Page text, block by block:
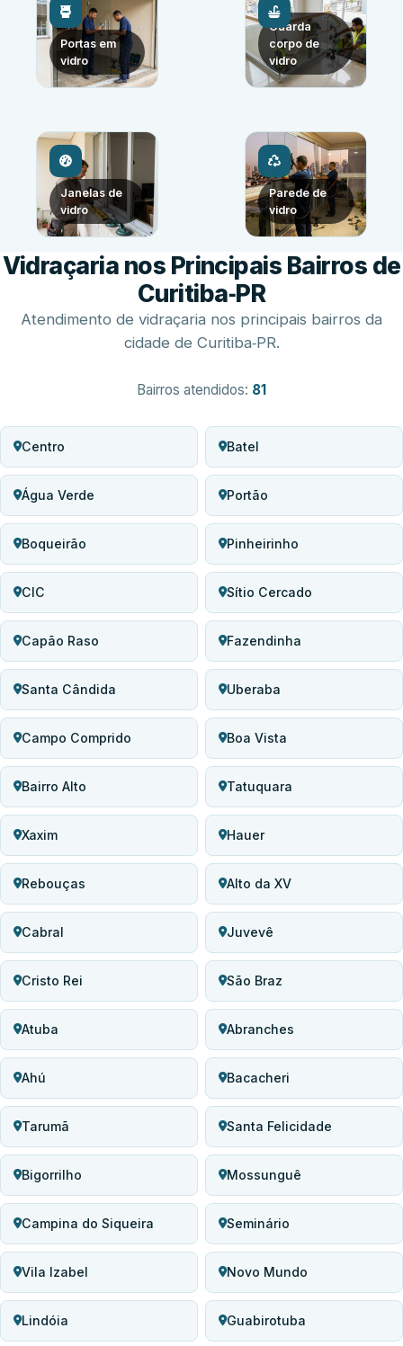
Portas em
vidro
Guarda
corpo de
vidro
Janelas de
vidro
Parede de
vidro
Vidraçaria nos Principais Bairros de
Curitiba‑PR
Atendimento de vidraçaria nos principais bairros da
cidade de Curitiba‑PR.
Bairros atendidos: 81
Centro Batel
Água Verde Portão
Boqueirão Pinheirinho
CIC Sítio Cercado
Capão Raso Fazendinha
Santa Cândida Uberaba
Campo Comprido Boa Vista
Bairro Alto Tatuquara
Xaxim Hauer
Rebouças Alto da XV
Cabral Juvevê
Cristo Rei São Braz
Atuba Abranches
Ahú Bacacheri
Tarumã Santa Felicidade
Bigorrilho Mossunguê
Campina do Siqueira Seminário
Vila Izabel Novo Mundo
Lindóia Guabirotuba